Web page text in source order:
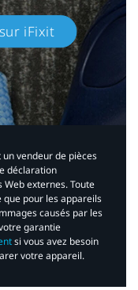
iFixit​
vendeur de pièces
déclaration
externes. Toute
pour les appareils
causés par les
garantie
si vous avez besoin
votre appareil.​